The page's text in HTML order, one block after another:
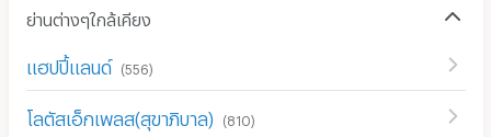
ย่านต่างๆใกล้เคียง
แฮปปี้แลนด์ (556)
โลตัสเอ็กเพลส(สุขาภิบาล) (810)